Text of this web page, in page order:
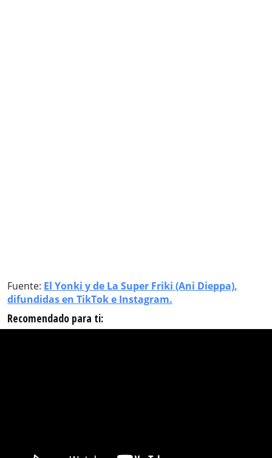
Fuente: El Yonki y de La Super Friki (Ani Dieppa),
difundidas en TikTok e Instagram.
Recomendado para ti: